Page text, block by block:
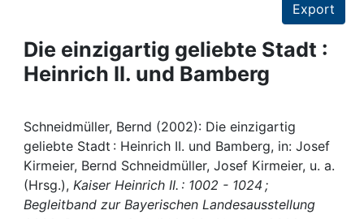
Projects
People
Institutions
Awards
My FIS
Export
Die einzigartig geliebte Stadt :
Heinrich II. und Bamberg
Schneidmüller, Bernd (2002): Die einzigartig
geliebte Stadt : Heinrich II. und Bamberg, in: Josef
Kirmeier, Bernd Schneidmüller, Josef Kirmeier, u. a.
(Hrsg.), Kaiser Heinrich II. : 1002 - 1024 ;
Begleitband zur Bayerischen Landesausstellung